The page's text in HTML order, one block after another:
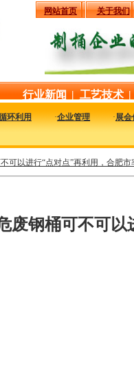
网站首页 关于我们
行业新闻 | 工艺技术 |
环利用 ·企业管理 ·展会
可以进行“点对点”再利用，合肥市
废钢桶可不可以